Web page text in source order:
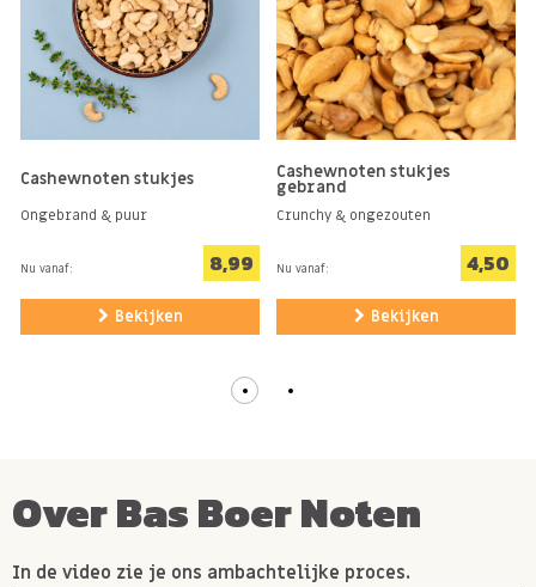
Liever ongezouten cashewnoten kopen? Klik hier!
Allergie-informatie
NOTEN. Kan sporen bevatten van
GLUTEN
Cashewnoten stukjes
Ongebrand & puur
Nu vanaf: 8,99
Bekijken
Cashewnoten stukjes
gebrand
Crunchy & ongezouten
Nu vanaf: 4,50
Bekijken
Over Bas Boer Noten
In de video zie je ons ambachtelijke proces.